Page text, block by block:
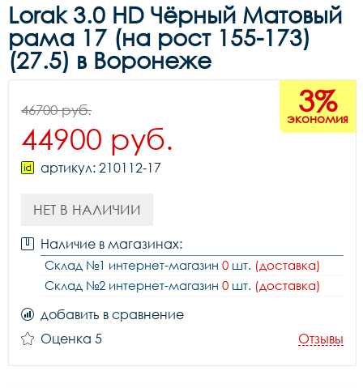
Lorak 3.0 HD Чёрный Матовый
рама 17 (на рост 155-173)
(27.5) в Воронеже
3%
экономия
46700 руб.
44900 руб.
артикул: 210112-17
НЕТ В НАЛИЧИИ
Наличие в магазинах:
Склад №1 интернет-магазин 0 шт. (доставка)
Склад №2 интернет-магазин 0 шт. (доставка)
добавить в сравнение
Оценка 5
Отзывы